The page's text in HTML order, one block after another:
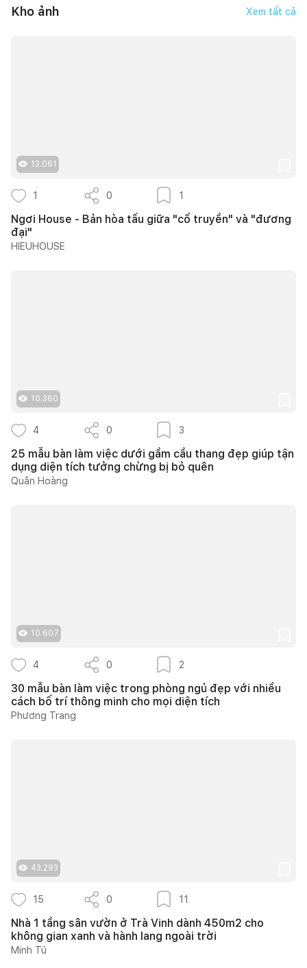
Kho ảnh Xem tất cả
13.061
1 0 1
Ngơi House - Bản hòa tấu giữa "cổ truyền" và "đương
đại"
HIEUHOUSE
10.360
4 0 3
25 mẫu bàn làm việc dưới gầm cầu thang đẹp giúp tận
dụng diện tích tưởng chừng bị bỏ quên
Quân Hoàng
10.607
4 0 2
30 mẫu bàn làm việc trong phòng ngủ đẹp với nhiều
cách bố trí thông minh cho mọi diện tích
Phương Trang
43.293
15 0 11
Nhà 1 tầng sân vườn ở Trà Vinh dành 450m2 cho
không gian xanh và hành lang ngoài trời
Minh Tú